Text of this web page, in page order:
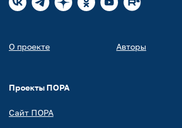
О проекте Авторы
Проекты ПОРА
Сайт ПОРА